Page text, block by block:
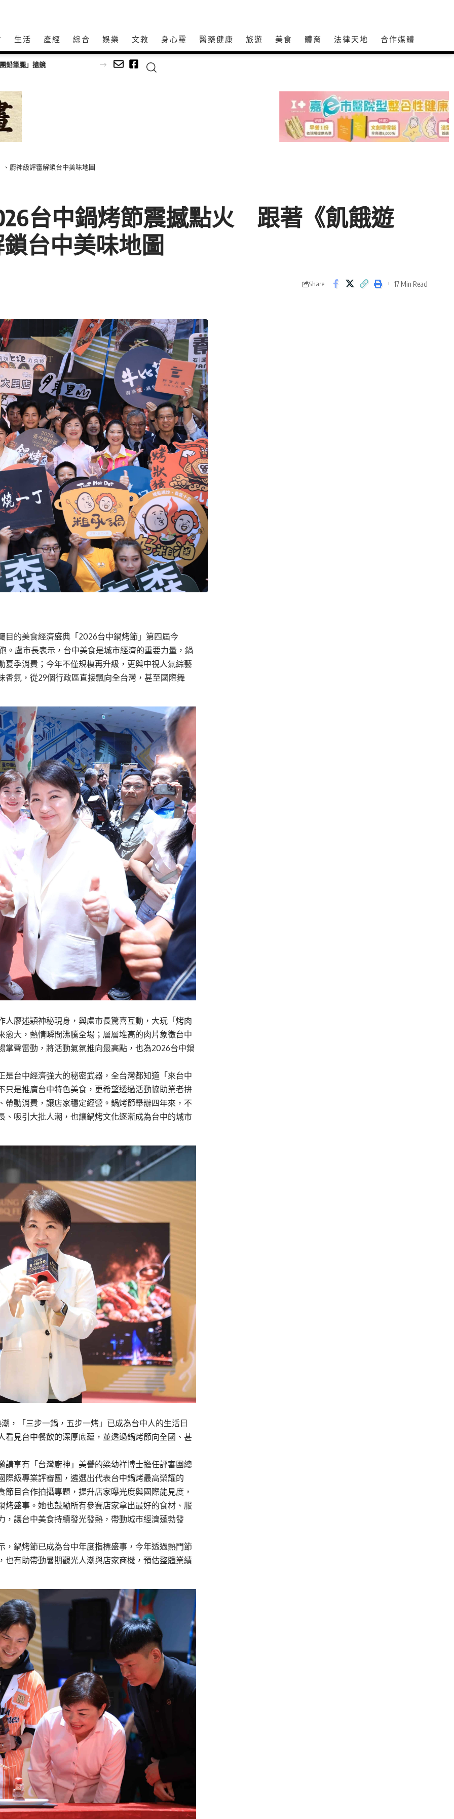
生活 產經 綜合 娛樂 文教 身心𩆜 醫藥健康 旅遊 美食 體育 法律天地 合作媒體
命經驗打造共學平台
廚神級評審解鎖台中美味地圖
台中鍋烤節震撼點火 跟著《飢餓遊
台中美味地圖
Share 17 Min Read
目的美食經濟盛典「2026台中鍋烤節」第四屆今
。盧市長表示，台中美食是城市經濟的重要力量，鍋
季消費；今年不僅規模再升級，更與中視人氣綜藝
氣，從29個行政區直接飄向全台灣，甚至國際舞
廖述穎神秘現身，與盧市長驚喜互動，大玩「烤肉
大，熱情瞬間沸騰全場；層層堆高的肉片象徵台中
聲雷動，將活動氣氛推向最高點，也為2026台中鍋
台中經濟強大的秘密武器，全台灣都知道「來台中
是推廣台中特色美食，更希望透過活動協助業者拚
動消費，讓店家穩定經營。鍋烤節舉辦四年來，不
吸引大批人潮，也讓鍋烤文化逐漸成為台中的城市
，「三步一鍋，五步一烤」已成為台中人的生活日
見台中餐飲的深厚底蘊，並透過鍋烤節向全國、甚
享有「台灣廚神」美譽的梁幼祥博士擔任評審團總
級專業評審團，遴選出代表台中鍋烤最高榮耀的
目合作拍攝專題，提升店家曝光度與國際能見度，
盛事。她也鼓勵所有參賽店家拿出最好的食材、服
讓台中美食持續發光發熱，帶動城市經濟蓬勃發
鍋烤節已成為台中年度指標盛事，今年透過熱門節
有助帶動暑期觀光人潮與店家商機，預估整體業績